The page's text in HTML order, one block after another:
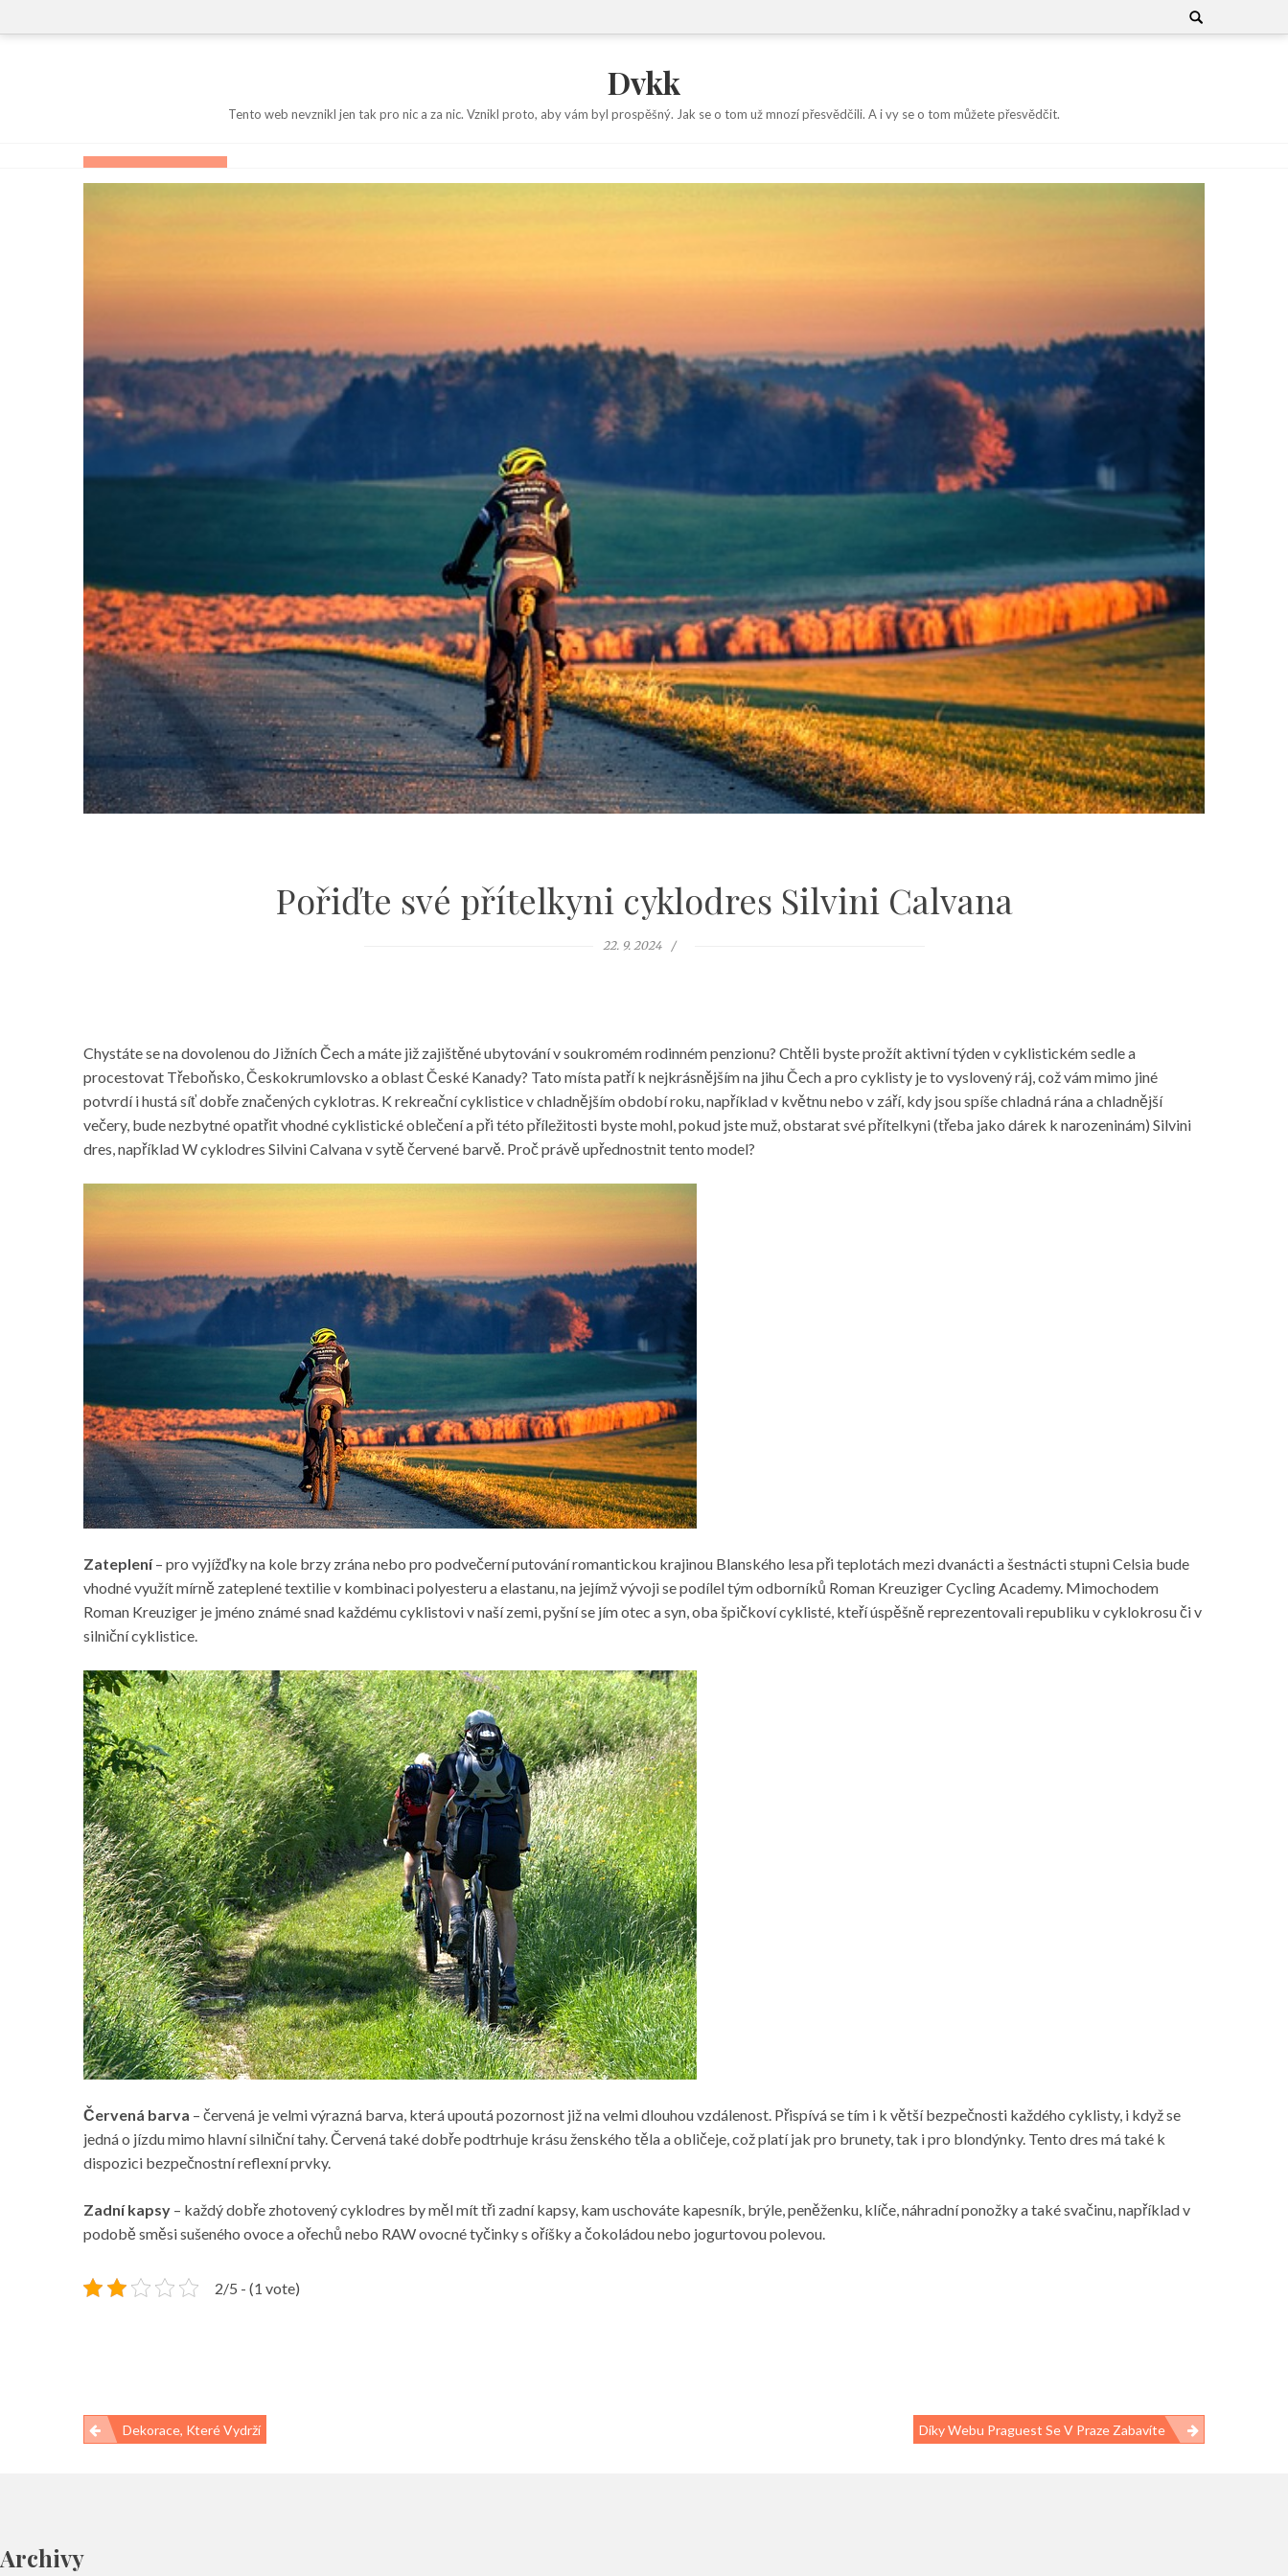
to
Search
for:
Dvkk
Tento web nevznikl jen tak pro nic a za nic. Vznikl proto, aby vám byl prospěšný. Jak se o tom už mnozí přesvědčili. A i vy se o tom můžete přesvědčit.
Pořiďte své přítelkyni cyklodres Silvini Calvana
22. 9. 2024
Chystáte se na dovolenou do Jižních Čech a máte již zajištěné ubytování v soukromém rodinném penzionu? Chtěli byste prožít aktivní týden v cyklistickém sedle a
procestovat Třeboňsko, Českokrumlovsko a oblast České Kanady? Tato místa patří k nejkrásnějším na jihu Čech a pro cyklisty je to vyslovený ráj, což vám mimo jiné
potvrdí i hustá síť dobře značených cyklotras. K rekreační cyklistice v chladnějším období roku, například v květnu nebo v září, kdy jsou spíše chladná rána a chladnější
večery, bude nezbytné opatřit vhodné cyklistické oblečení a při této příležitosti byste mohl, pokud jste muž, obstarat své přítelkyni (třeba jako dárek k narozeninám) Silvini
dres , například W cyklodres Silvini Calvana v sytě červené barvě. Proč právě upřednostnit tento model?
Zateplení– pro vyjížďky na kole brzy zrána nebo pro podvečerní putování romantickou krajinou Blanského lesa při teplotách mezi dvanácti a šestnácti stupni Celsia bude
vhodné využít mírně zateplené textilie v kombinaci polyesteru a elastanu, na jejímž vývoji se podílel tým odborníků Roman Kreuziger Cycling Academy. Mimochodem
Roman Kreuziger je jméno známé snad každému cyklistovi v naší zemi, pyšní se jím otec a syn, oba špičkoví cyklisté, kteří úspěšně reprezentovali republiku v cyklokrosu či v
silniční cyklistice.
Červená barva – červená je velmi výrazná barva, která upoutá pozornost již na velmi dlouhou vzdálenost. Přispívá se tím i k větší bezpečnosti každého cyklisty, i když se
jedná o jízdu mimo hlavní silniční tahy. Červená také dobře podtrhuje krásu ženského těla a obličeje, což platí jak pro brunety, tak i pro blondýnky. Tento dres má také k
dispozici bezpečnostní reflexní prvky.
Zadní kapsy – každý dobře zhotovený cyklodres by měl mít tři zadní kapsy, kam uschováte kapesník, brýle, peněženku, klíče, náhradní ponožky a také svačinu, například v
podobě směsi sušeného ovoce a ořechů nebo RAW ovocné tyčinky s oříšky a čokoládou nebo jogurtovou polevou.
2/5 - (1 vote)
Navigace
Dekorace, Které Vydrží Díky Webu Praguest Se V Praze Zabavíte
Archivy